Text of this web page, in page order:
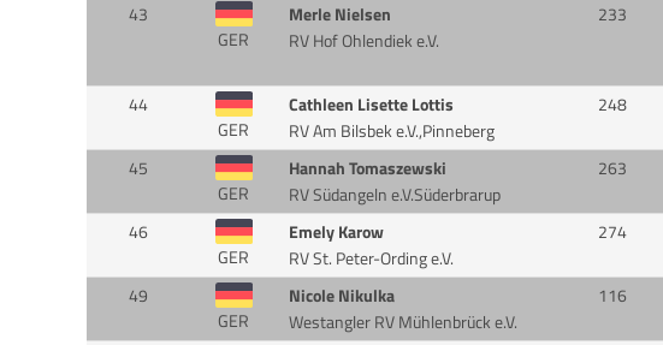
43
GER
Merle Nielsen
RV Hof Ohlendiek e.V.
233
44
GER
Cathleen Lisette Lottis
RV Am Bilsbek e.V.,Pinneberg
248
45
GER
Hannah Tomaszewski
RV Südangeln e.V.Süderbrarup
263
46
GER
Emely Karow
RV St. Peter-Ording e.V.
274
49
GER
Nicole Nikulka
Westangler RV Mühlenbrück e.V.
116